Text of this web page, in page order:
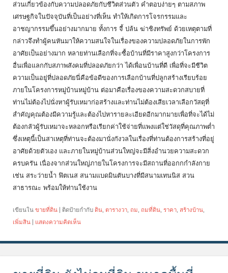
ส่วนเกี่ยวข้องกับความปลอดภัยกับชีวิตส่วนตัว คำตอบง่ายๆ ตามสภาพ
เศรษฐกิจในปัจจุบันที่เป็นอย่างที่เห็น ทำให้เกิดการโจรกรรมและ
อาชญากรรมขึ้นอย่างมากมาย ทั้งการ จี้ ปล้น ฆ่าชิงทรัพย์ ด้วยเหตุตามที่
กล่าวจึงทำผู้คนหันมาให้ความสนใจในเรื่องของความปลอดภัยในการพัก
อาศัยเป็นอย่างมาก หลายท่านเลือกที่จะซื้อบ้านที่มีราคาสูงกว่าโครงการ
อื่นเพื่อแลกกับสภาพสังคมที่ปลอดภัยกว่า ได้เพื่อนบ้านที่ดี เพื่อที่จะมีชีวิต
ความเป็นอยู่ที่ปลอดภัยนี่คือข้อดีของการเลือกบ้านที่ปลูกสร้างเรียบร้อย
ภายในโครงการหมู่บ้านหมู่บ้าน ต่อมาคือเรื่องของความสะดวกสบายที่
ท่านไม่ต้องไปนั่งหาผู้รับเหมาก่อสร้างและท่านไม่ต้องเสียเวลาเลือกวัสดุที่
สำคัญคุณต้องมีความรู้และต้องไปหารายละเอียดอีกมากมายเพื่อที่จะได้ไม่
ต้องกลัวผู้รับเหมาจะหลอกหรือเรียกค่าใช้จ่ายที่แพงแต่ใช่วัสดุที่คุณภาพต่ำ
ซึ่งเหตุนี้เป็นสาเหตุที่ท่านจะต้องมานั่งกังวลในเรื่องที่ท่านต้องการสร้างที่อยู่
อาศัยด้วยตัวเอง และภายในหมู่บ้านส่วนใหญ่จะมีสิ่งอำนวยความสะดวก
ครบครัน เนื่องจากส่วนใหญ่ภายในโครงการจะมีสถานที่ออกกกำลังกาย
เช่น สระว่ายน้ำ ฟิตเนส สนามแบดมินตันบางที่มีสนามเทนนิส สวน
สาธารณะ พร้อมให้ท่านใช้งาน
เขียนใน ขายที่ดิน ติดป้ายกำกับ ดิน, ตารางวา, ถม, ถมที่ดิน, ราคา, สร้างบ้าน,
เพิ่มสิน
แสดงความคิดเห็น